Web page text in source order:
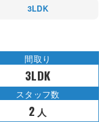
3LDK
間取り
3LDK
スタッフ数
2 人